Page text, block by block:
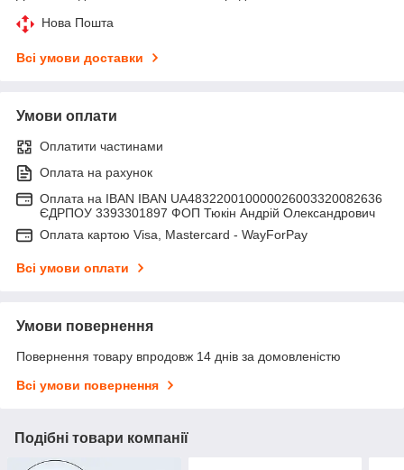
Нова Пошта
Всі умови доставки
Умови оплати
Оплатити частинами
Оплата на рахунок
Оплата на IBAN IBAN UA483220010000026003320082636
ЄДРПОУ 3393301897 ФОП Тюкін Андрій Олександрович
Оплата картою Visa, Mastercard - WayForPay
Всі умови оплати
Умови повернення
Повернення товару впродовж 14 днів за домовленістю
Всі умови повернення
Подібні товари компанії